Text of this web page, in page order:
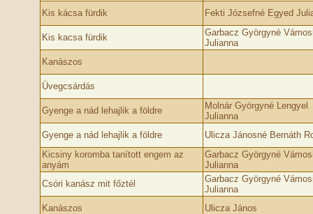
Kis kácsa fürdik
Fekti Józsefné Egyed
Kis kacsa fürdik
Garbacz Györgyné
Julianna
Kanászos
Üvegcsárdás
Gyenge a nád lehajlik a földre
Molnár Györgyné Lengyel
Julianna
Gyenge a nád lehajlik a földre
Ulicza Jánosné Bernáth
Kicsiny koromba tanított engem az
anyám
Garbacz Györgyné
Julianna
Csóri kanász mit főztél
Garbacz Györgyné
Julianna
Kanászos
Ulicza János